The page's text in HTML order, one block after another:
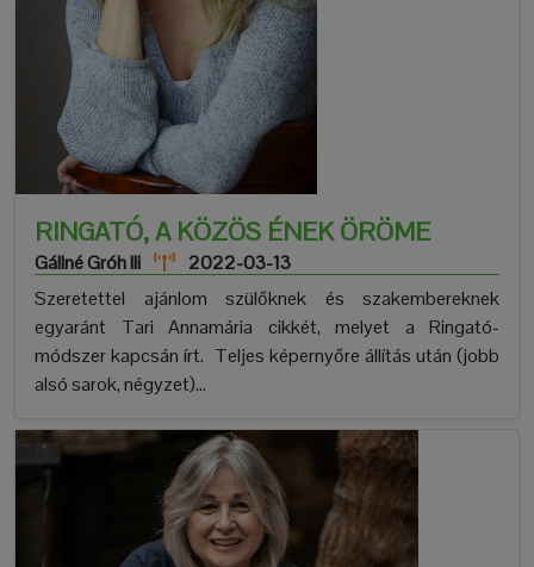
RINGATÓ, A KÖZÖS ÉNEK ÖRÖME
Gállné Gróh Ili
2022-03-13
Szeretettel ajánlom szülőknek és szakembereknek
egyaránt Tari Annamária cikkét, melyet a Ringató-
módszer kapcsán írt. Teljes képernyőre állítás után (jobb
alsó sarok, négyzet)...